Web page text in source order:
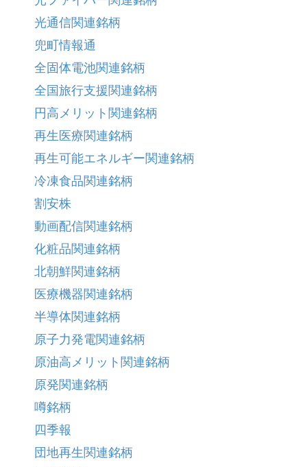
光通信関連銘柄
兜町情報通
全固体電池関連銘柄
全国旅行支援関連銘柄
円高メリット関連銘柄
再生医療関連銘柄
再生可能エネルギー関連銘柄
冷凍食品関連銘柄
割安株
動画配信関連銘柄
化粧品関連銘柄
北朝鮮関連銘柄
医療機器関連銘柄
半導体関連銘柄
原子力発電関連銘柄
原油高メリット関連銘柄
原発関連銘柄
噂銘柄
四季報
団地再生関連銘柄